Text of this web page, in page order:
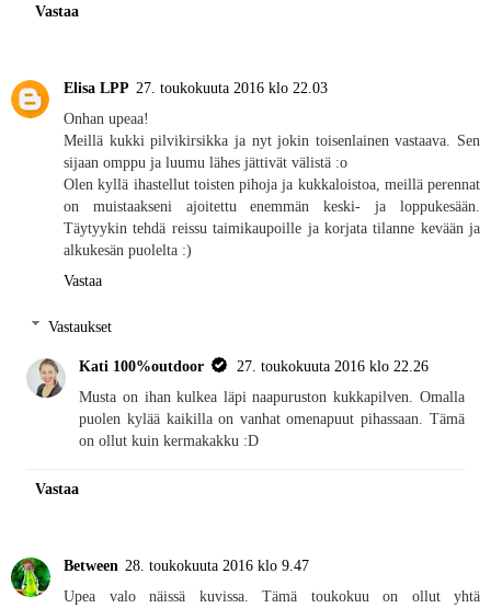
Vastaa
Elisa LPP 27. toukokuuta 2016 klo 22.03
Onhan upeaa!
Meillä kukki pilvikirsikka ja nyt jokin toisenlainen vastaava. Sen
sijaan omppu ja luumu lähes jättivät välistä :o
Olen kyllä ihastellut toisten pihoja ja kukkaloistoa, meillä perennat
on muistaakseni ajoitettu enemmän keski- ja loppukesään.
Täytyykin tehdä reissu taimikaupoille ja korjata tilanne kevään ja
alkukesän puolelta :)
Vastaa
Vastaukset
Kati 100%outdoor
27. toukokuuta 2016 klo 22.26
Musta on ihan kulkea läpi naapuruston kukkapilven. Omalla
puolen kylää kaikilla on vanhat omenapuut pihassaan. Tämä
on ollut kuin kermakakku :D
Vastaa
Between 28. toukokuuta 2016 klo 9.47
Upea valo näissä kuvissa. Tämä toukokuu on ollut yhtä